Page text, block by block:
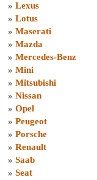
» Lexus
» Lotus
» Maserati
» Mazda
» Mercedes-Benz
» Mini
» Mitsubishi
» Nissan
» Opel
» Peugeot
» Porsche
» Renault
» Saab
» Seat